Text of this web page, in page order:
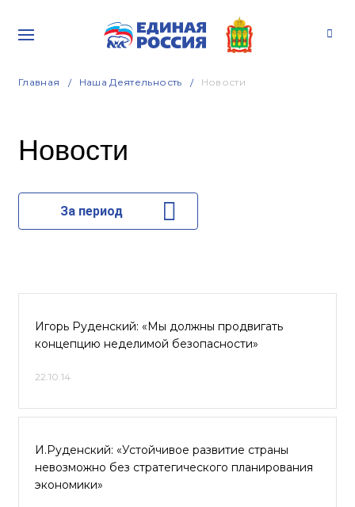
Главная Наша Деятельность Новости
Новости
За период
Игорь Руденский: «Мы должны продвигать
концепцию неделимой безопасности»
22.10.14
И.Руденский: «Устойчивое развитие страны
невозможно без стратегического планирования
экономики»